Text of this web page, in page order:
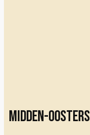
Midden-Oosters